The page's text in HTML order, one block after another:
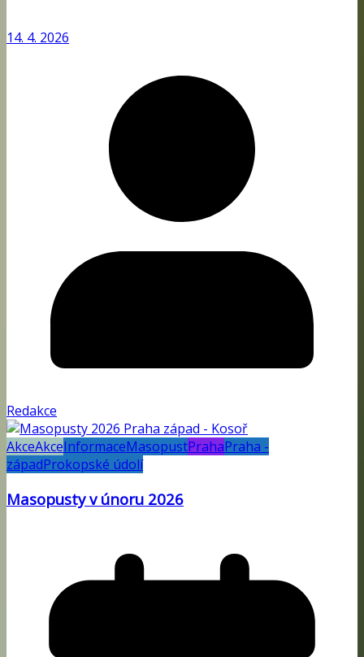
14. 4. 2026
Redakce
AkceAkceInformaceMasopustPrahaPraha -
západProkopské údolí
Masopusty v únoru 2026